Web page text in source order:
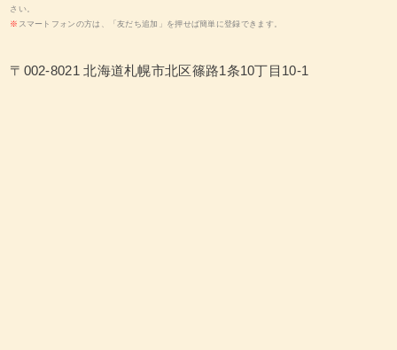
さい。
※ スマートフォンの方は、「友だち追加」を押せば簡単に登録できます。
〒002-8021 北海道札幌市北区篠路1条10丁目10-1